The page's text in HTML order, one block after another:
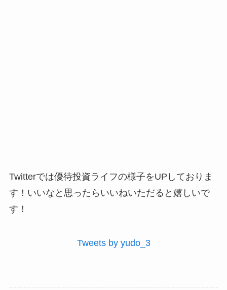
Twitterでは優待投資ライフの様子をUPしておりま
す！いいなと思ったらいいねいただると嬉しいで
す！
Tweets by yudo_3